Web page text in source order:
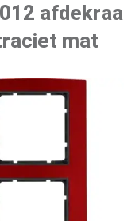
mat